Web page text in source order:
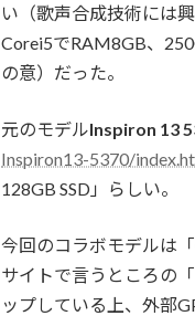
い（歌声合成技術には
Corei5でRAM8GB、
の意）だった。
元のモデルInspiron 13
Inspiron13-5370/
128GB SSD」らしい。
今回のコラボモデルは
サイトで言うところの
ップしている上、外部